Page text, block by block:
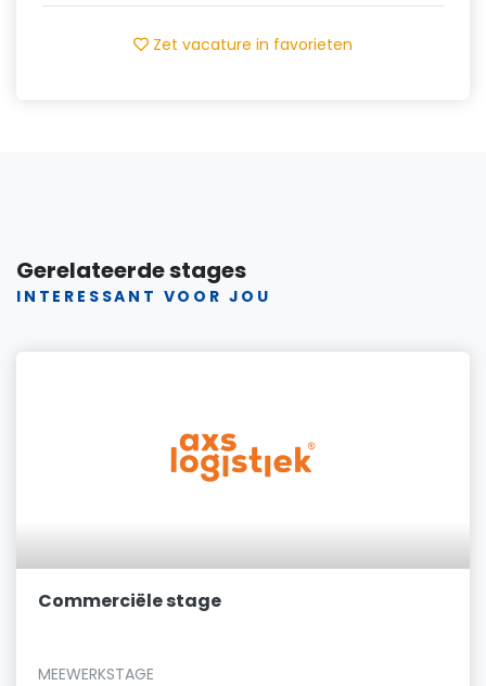
Zet vacature in favorieten
Gerelateerde stages
INTERESSANT VOOR JOU
Commerciële stage
MEEWERKSTAGE